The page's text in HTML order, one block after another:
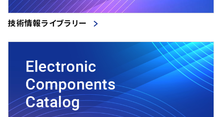
技術情報ライブラリー